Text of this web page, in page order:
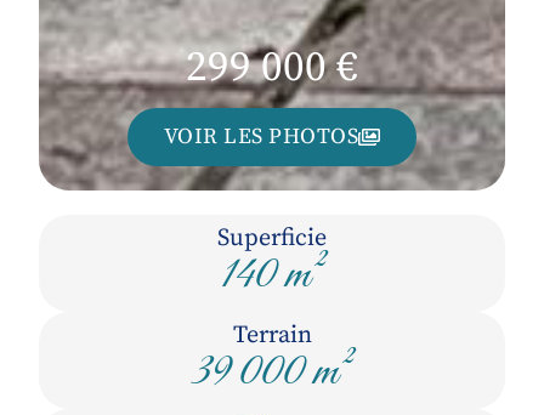
299 000 €
VOIR LES PHOTOS
Superficie
140 m²
Terrain
39 000 m²